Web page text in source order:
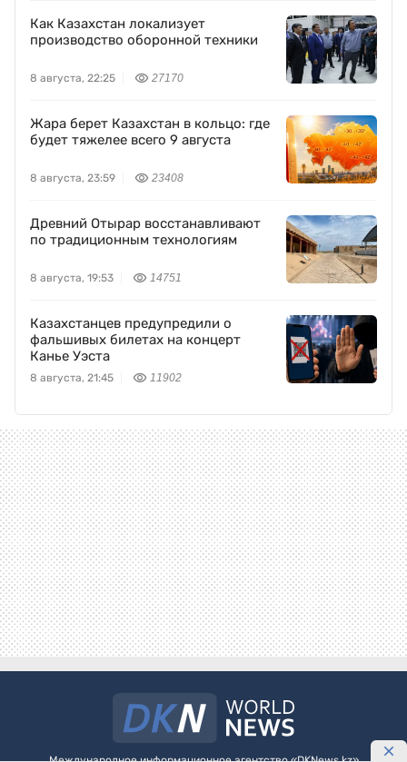
Как Казахстан локализует
производство оборонной техники
8 августа, 22:25 27170
Жара берет Казахстан в кольцо: где
будет тяжелее всего 9 августа
8 августа, 23:59 23408
Древний Отырар восстанавливают
по традиционным технологиям
8 августа, 19:53 14751
Казахстанцев предупредили о
фальшивых билетах на концерт
Канье Уэста
8 августа, 21:45 11902